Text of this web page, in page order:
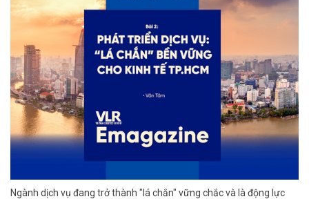
Ngành dịch vụ đang trở thành "lá chắn" vững chắc và là động lực